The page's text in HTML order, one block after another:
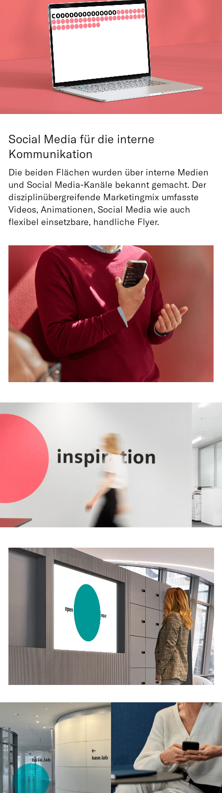
Projekte
Über
Expertise
Lab
Kontakt
DE EN
Social Media für die interne
Kommunikation
Die beiden Flächen wurden über interne Medien
und Social Media-Kanäle bekannt gemacht. Der
disziplinübergreifende Marketingmix umfasste
Videos, Animationen, Social Media wie auch
flexibel einsetzbare, handliche Flyer.